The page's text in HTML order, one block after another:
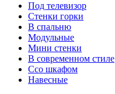
Под телевизор
Стенки горки
В спальню
Модульные
Мини стенки
В современном стиле
Ссо шкафом
Навесные